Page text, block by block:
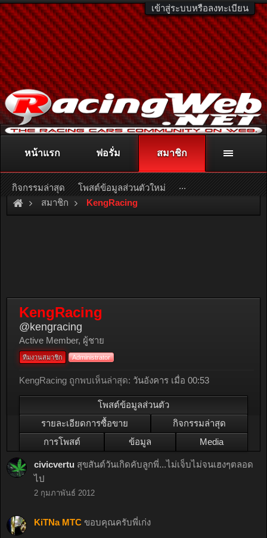
เข้าสู่ระบบหรือลงทะเบียน
ติดต่อลงโฆษณา racingweb@gmail.comหรือโทร. 081-811-1138
หรืออ่านรายละเอียดเพิ่มเติม คลิกที่นี่
สมาชิก KengRacing
KengRacing
@kengracing
Active Member, ผู้ชาย
ทีมงานสมาชิก Administrator
KengRacing ถูกพบเห็นล่าสุด: วันอังคาร เมื่อ 00:53
โพสต์ข้อมูลส่วนตัว
รายละเอียดการซื้อขาย
กิจกรรมล่าสุด
การโพสต์
ข้อมูล Media
civicvertu สุขสันต์วันเกิดคับลูกพี่...ไม่เจ็บไม่จนเฮงๆตลอด
ไป
2 กุมภาพันธ์ 2012
KiTNa MTC ขอบคุณครับพี่เก่ง
หน้าแรก ฟอรั่ม สมาชิก
กิจกรรมล่าสุด โพสต์ข้อมูลส่วนตัวใหม่ ...